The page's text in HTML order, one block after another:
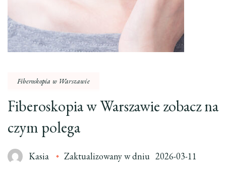
Fiberoskopia w Warszawie
Fiberoskopia w Warszawie zobacz na
czym polega
Kasia Zaktualizowany w dniu 2026-03-11